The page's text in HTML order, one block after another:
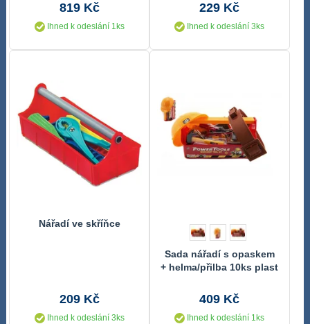
819 Kč
Ihned k odeslání 1ks
229 Kč
Ihned k odeslání 3ks
Nářadí ve skříňce
209 Kč
Ihned k odeslání 3ks
Sada nářadí s opaskem
+ helma/přilba 10ks plast
409 Kč
Ihned k odeslání 1ks